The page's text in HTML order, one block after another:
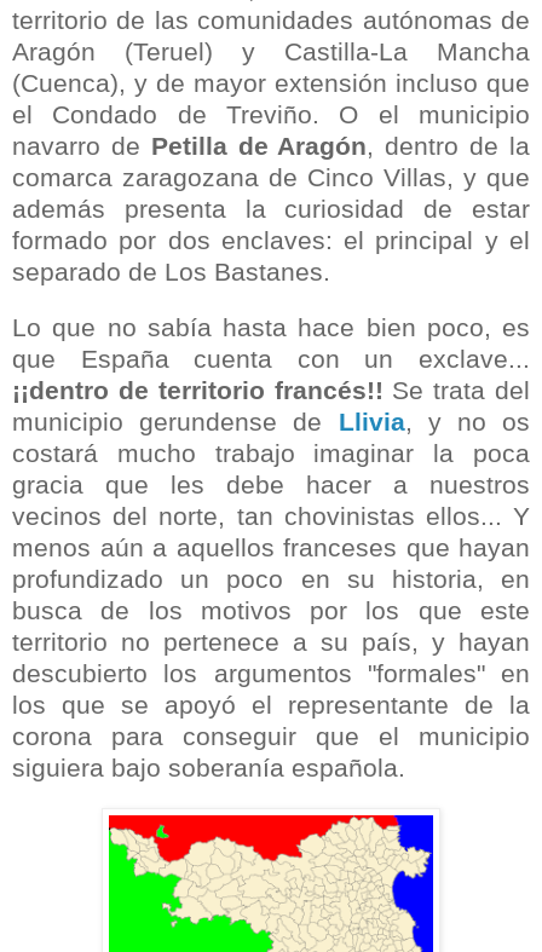
territorio de las comunidades autónomas de
Aragón (Teruel) y Castilla-La Mancha
(Cuenca), y de mayor extensión incluso que
el Condado de Treviño. O el municipio
navarro de Petilla de Aragón, dentro de la
comarca zaragozana de Cinco Villas, y que
además presenta la curiosidad de estar
formado por dos enclaves: el principal y el
separado de Los Bastanes.
Lo que no sabía hasta hace bien poco, es
que España cuenta con un exclave...
¡¡dentro de territorio francés!! Se trata del
municipio gerundense de Llivia, y no os
costará mucho trabajo imaginar la poca
gracia que les debe hacer a nuestros
vecinos del norte, tan chovinistas ellos... Y
menos aún a aquellos franceses que hayan
profundizado un poco en su historia, en
busca de los motivos por los que este
territorio no pertenece a su país, y hayan
descubierto los argumentos "formales" en
los que se apoyó el representante de la
corona para conseguir que el municipio
siguiera bajo soberanía española.